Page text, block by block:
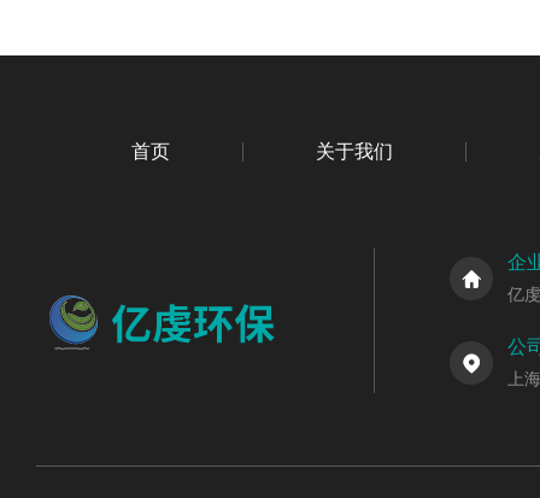
首页 关于我们
企
亿
公
上